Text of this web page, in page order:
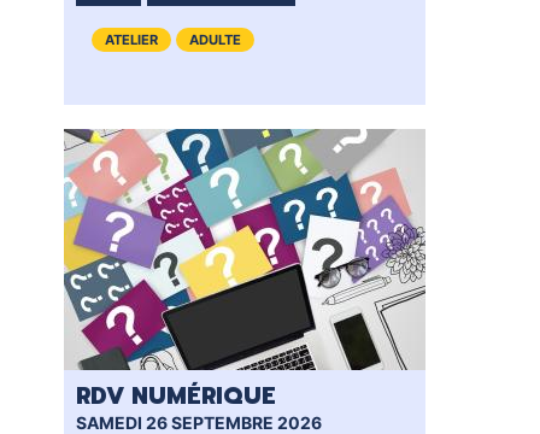
ATELIER ADULTE
RDV NUMÉRIQUE
SAMEDI 26 SEPTEMBRE 2026